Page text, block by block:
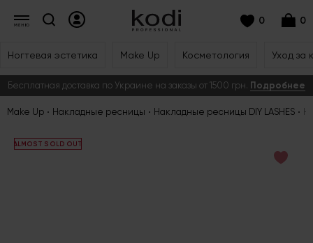
0 0
Ногтевая эстетика Make Up Косметология Уход за
Бесплатная доставка по Украине на заказы от 1500 грн. Подробнее
Make Up Накладные ресницы Накладные ресницы DIY LASHES
ALMOST SOLD OUT